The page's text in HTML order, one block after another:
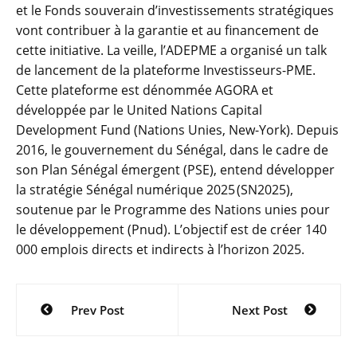
et le Fonds souverain d’investissements stratégiques
vont contribuer à la garantie et au financement de
cette initiative. La veille, l’ADEPME a organisé un talk
de lancement de la plateforme Investisseurs-PME.
Cette plateforme est dénommée AGORA et
développée par le United Nations Capital
Development Fund (Nations Unies, New-York). Depuis
2016, le gouvernement du Sénégal, dans le cadre de
son Plan Sénégal émergent (PSE), entend développer
la stratégie Sénégal numérique 2025 (SN2025),
soutenue par le Programme des Nations unies pour
le développement (Pnud). L’objectif est de créer 140
000 emplois directs et indirects à l’horizon 2025.
Navigation
Prev Post Next Post